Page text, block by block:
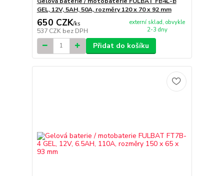
GEL, 12V, 5AH, 50A, rozměry 120 x 70 x 92 mm
650 CZK/ks
537 CZK bez DPH
externí sklad, obvykle
2-3 dny
Přidat do košíku